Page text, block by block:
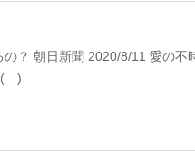
ソウル 南大門
？ 朝日新聞 2020/8/11 愛の不
(…)